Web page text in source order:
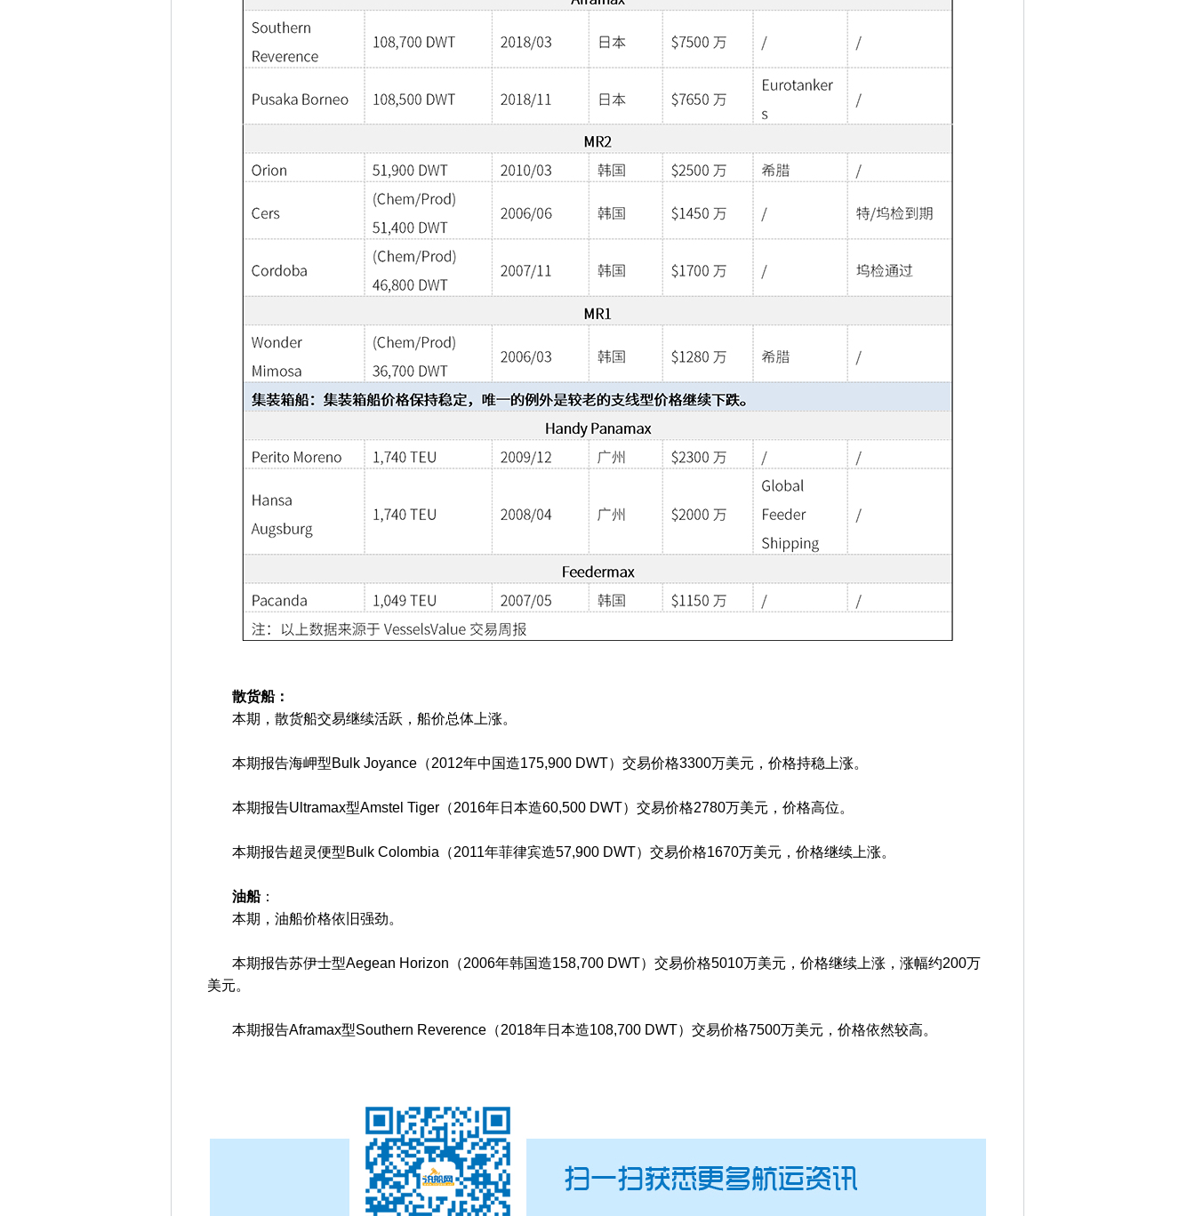
散货船：
本期，散货船交易继续活跃，船价总体上涨。
本期报告海岬型Bulk Joyance（2012年中国造175,900 DWT）交易价格3300万美元，价格持稳上涨。
本期报告Ultramax型Amstel Tiger（2016年日本造60,500 DWT）交易价格2780万美元，价格高位。
本期报告超灵便型Bulk Colombia（2011年菲律宾造57,900 DWT）交易价格1670万美元，价格继续上涨。
油船：
本期，油船价格依旧强劲。
本期报告苏伊士型Aegean Horizon（2006年韩国造158,700 DWT）交易价格5010万美元，价格继续上涨，涨幅约200万
美元。
本期报告Aframax型Southern Reverence（2018年日本造108,700 DWT）交易价格7500万美元，价格依然较高。